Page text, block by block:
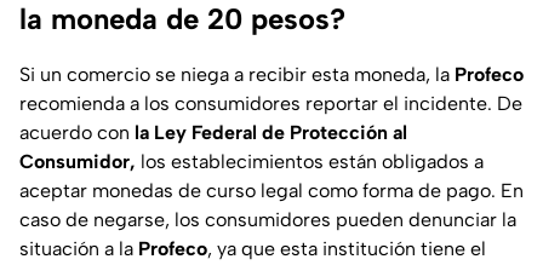
la moneda de 20 pesos?
Si un comercio se niega a recibir esta moneda, la Profeco
recomienda a los consumidores reportar el incidente. De
acuerdo con la Ley Federal de Protección al
Consumidor, los establecimientos están obligados a
aceptar monedas de curso legal como forma de pago. En
caso de negarse, los consumidores pueden denunciar la
situación a la Profeco, ya que esta institución tiene el